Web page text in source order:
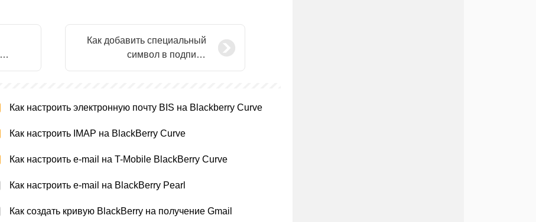
Как добавить специальный
символ в подписи
электронной почты на
Как настроить электронную почту BIS на Blackberry Curve
Как настроить IMAP на BlackBerry Curve
Как настроить e-mail на T-Mobile BlackBerry Curve
Как настроить e-mail на BlackBerry Pearl
Как создать кривую BlackBerry на получение Gmail